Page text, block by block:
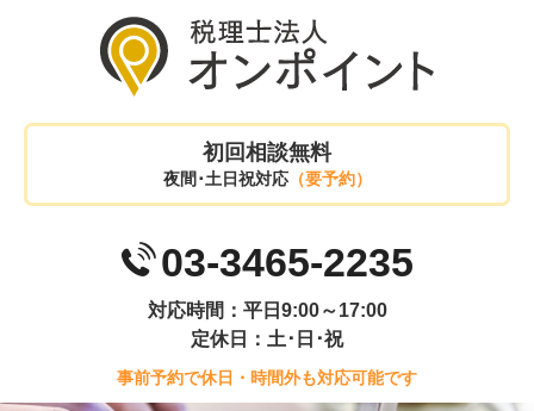
初回相談無料
夜間･土日祝対応（要予約）
03-3465-2235
対応時間：平日9:00～17:00
定休日：土･日･祝
事前予約で休日・時間外も対応可能です